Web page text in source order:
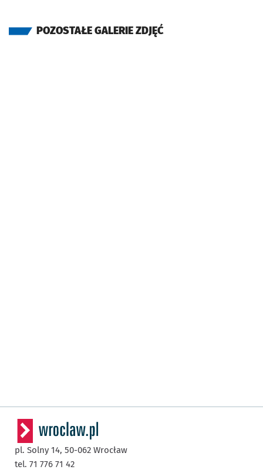
POZOSTAŁE GALERIE ZDJĘĆ
pl. Solny 14, 50-062 Wrocław
tel. 71 776 71 42